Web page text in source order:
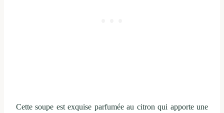
Cette soupe est exquise parfumée au citron qui apporte une